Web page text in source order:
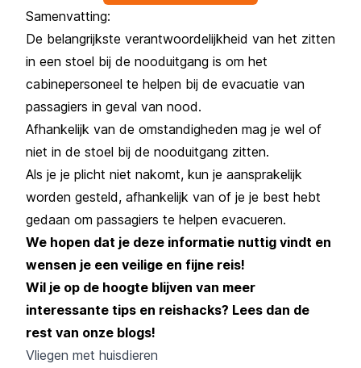
Samenvatting:
De belangrijkste verantwoordelijkheid van het zitten
in een stoel bij de nooduitgang is om het
cabinepersoneel te helpen bij de evacuatie van
passagiers in geval van nood.
Afhankelijk van de omstandigheden mag je wel of
niet in de stoel bij de nooduitgang zitten.
Als je je plicht niet nakomt, kun je aansprakelijk
worden gesteld, afhankelijk van of je je best hebt
gedaan om passagiers te helpen evacueren.
We hopen dat je deze informatie nuttig vindt en
wensen je een veilige en fijne reis!
Wil je op de hoogte blijven van meer
interessante tips en reishacks? Lees dan de
rest van onze blogs!
Vliegen met huisdieren